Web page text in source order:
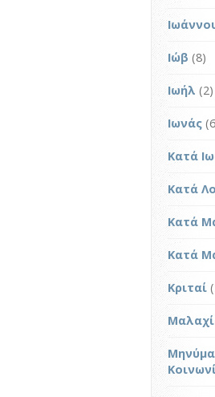
Ιώβ (8)
Ιωήλ (2)
Ιωνάς
Κατά
Κατά
Κατά
Κατά
Κριταί